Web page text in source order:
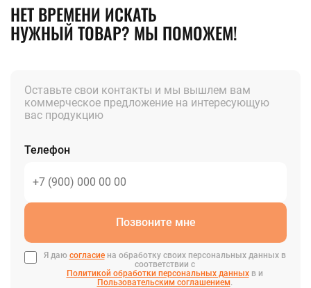
НЕТ ВРЕМЕНИ ИСКАТЬ
НУЖНЫЙ ТОВАР? МЫ ПОМОЖЕМ!
Оставьте свои контакты и мы вышлем вам
коммерческое предложение на интересующую
вас продукцию
Телефон
Позвоните мне
Я даю согласиена обработку своих персональных данных в
соответствии с
Политикой обработки персональных данныхв и
Пользовательским соглашением.